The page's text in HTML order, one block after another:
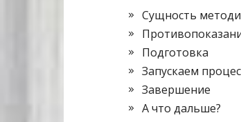
Сущность
Подготовка
Запускаем
Завершение
А что дальше?